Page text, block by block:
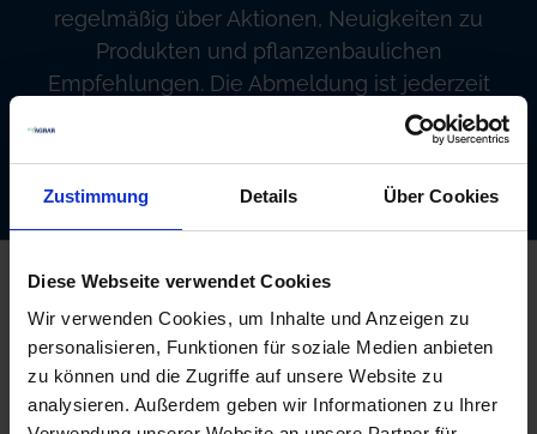
Zustimmung Details Über Cookies
Diese Webseite verwendet Cookies
Wir verwenden Cookies, um Inhalte und Anzeigen zu
personalisieren, Funktionen für soziale Medien anbieten
zu können und die Zugriffe auf unsere Website zu
analysieren. Außerdem geben wir Informationen zu Ihrer
regelmäßig über Aktionen, Neuigkeiten zu
Produkten und pflanzenbaulichen
Empfehlungen. Die Abmeldung ist jederzeit
Kontakt
AgrarOnline GmbH
Bahnhofsallee 44
23909 Ratzeburg
Deutschland
info@myagrar.de